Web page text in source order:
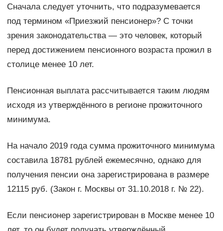
Сначала следует уточнить, что подразумевается
под термином «Приезжий пенсионер»? С точки
зрения законодательства — это человек, который
перед достижением пенсионного возраста прожил в
столице менее 10 лет.
Пенсионная выплата рассчитывается таким людям
исходя из утверждённого в регионе прожиточного
минимума.
На начало 2019 года сумма прожиточного минимума
составила 18781 рублей ежемесячно, однако для
получения пенсии она зарегистрирована в размере
12115 руб. (Закон г. Москвы от 31.10.2018 г. № 22).
Если пенсионер зарегистрирован в Москве менее 10